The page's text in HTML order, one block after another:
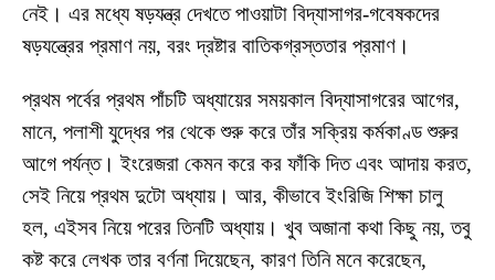
নেই। এর মধ্যে ষড়যন্ত্র দেখতে পাওয়াটা বিদ্যাসাগর-গবেষকদের
ষড়যন্ত্রের প্রমাণ নয়, বরং দ্রষ্টার বাতিকগ্রস্ততার প্রমাণ।
প্রথম পর্বের প্রথম পাঁচটি অধ্যায়ের সময়কাল বিদ্যাসাগরের আগের,
মানে, পলাশী যুদ্ধের পর থেকে শুরু করে তাঁর সক্রিয় কর্মকাণ্ড শুরুর
আগে পর্যন্ত। ইংরেজরা কেমন করে কর ফাঁকি দিত এবং আদায় করত,
সেই নিয়ে প্রথম দুটো অধ্যায়। আর, কীভাবে ইংরিজি শিক্ষা চালু
হল, এইসব নিয়ে পরের তিনটি অধ্যায়। খুব অজানা কথা কিছু নয়, তবু
কষ্ট করে লেখক তার বর্ণনা দিয়েছেন, কারণ তিনি মনে করেছেন,